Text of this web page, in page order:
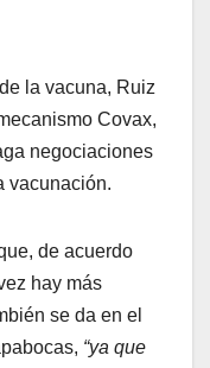
la vacuna, Ruiz
Covax,
negociaciones
vacunación.
de acuerdo
hay más
se da en el
“ya que